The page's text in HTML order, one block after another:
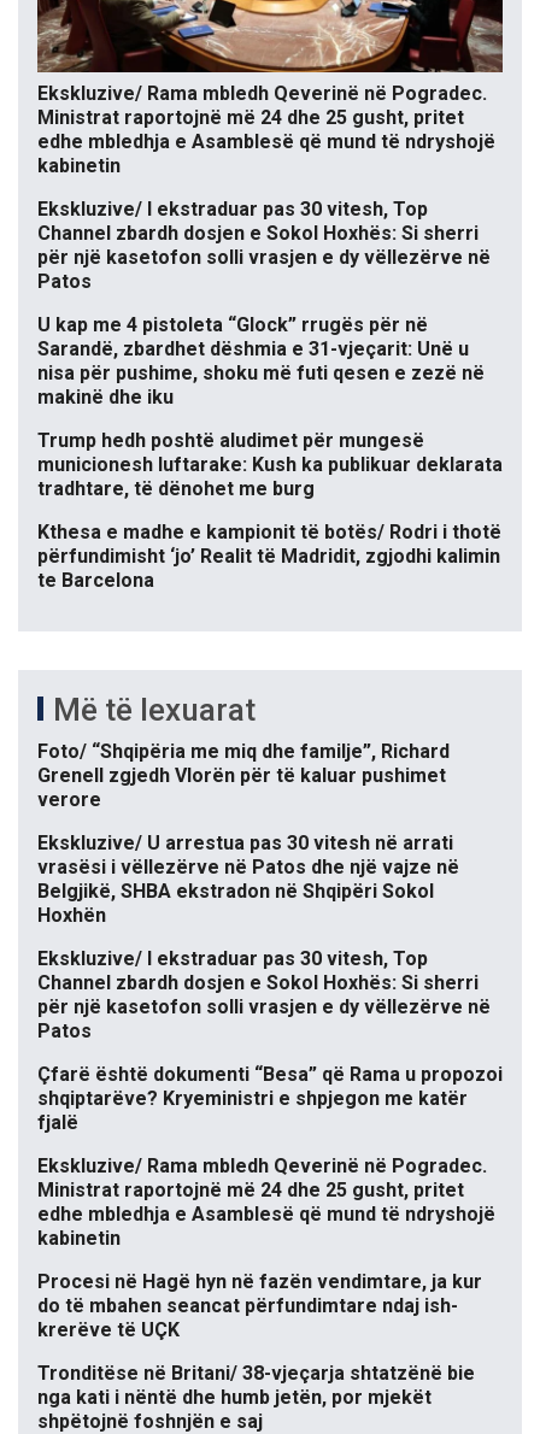
Ekskluzive/ Rama mbledh Qeverinë në Pogradec.
Ministrat raportojnë më 24 dhe 25 gusht, pritet
edhe mbledhja e Asamblesë që mund të ndryshojë
kabinetin
Ekskluzive/ I ekstraduar pas 30 vitesh, Top
Channel zbardh dosjen e Sokol Hoxhës: Si sherri
për një kasetofon solli vrasjen e dy vëllezërve në
Patos
U kap me 4 pistoleta “Glock” rrugës për në
Sarandë, zbardhet dëshmia e 31-vjeçarit: Unë u
nisa për pushime, shoku më futi qesen e zezë në
makinë dhe iku
Trump hedh poshtë aludimet për mungesë
municionesh luftarake: Kush ka publikuar deklarata
tradhtare, të dënohet me burg
Kthesa e madhe e kampionit të botës/ Rodri i thotë
përfundimisht ‘jo’ Realit të Madridit, zgjodhi kalimin
te Barcelona
Më të lexuarat
Foto/ “Shqipëria me miq dhe familje”, Richard
Grenell zgjedh Vlorën për të kaluar pushimet
verore
Ekskluzive/ U arrestua pas 30 vitesh në arrati
vrasësi i vëllezërve në Patos dhe një vajze në
Belgjikë, SHBA ekstradon në Shqipëri Sokol
Hoxhën
Ekskluzive/ I ekstraduar pas 30 vitesh, Top
Channel zbardh dosjen e Sokol Hoxhës: Si sherri
për një kasetofon solli vrasjen e dy vëllezërve në
Patos
Çfarë është dokumenti “Besa” që Rama u propozoi
shqiptarëve? Kryeministri e shpjegon me katër
fjalë
Ekskluzive/ Rama mbledh Qeverinë në Pogradec.
Ministrat raportojnë më 24 dhe 25 gusht, pritet
edhe mbledhja e Asamblesë që mund të ndryshojë
kabinetin
Procesi në Hagë hyn në fazën vendimtare, ja kur
do të mbahen seancat përfundimtare ndaj ish-
krerëve të UÇK
Tronditëse në Britani/ 38-vjeçarja shtatzënë bie
nga kati i nëntë dhe humb jetën, por mjekët
shpëtojnë foshnjën e saj